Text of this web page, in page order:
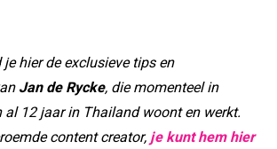
hier de exclusieve tips en
Jan de Rycke, die momenteel in
al 12 jaar in Thailand woont en werkt.
content creator,je kunt hem hier